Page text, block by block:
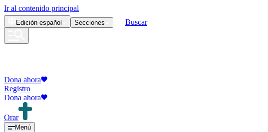
Ir al contenido principal
Edición español Secciones Buscar
Dona ahora
Registro
Dona ahora
Orar
Menú